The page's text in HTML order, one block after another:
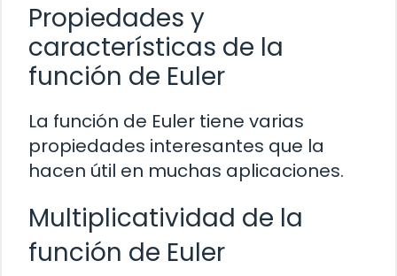
Propiedades y
características de la
función de Euler
La función de Euler tiene varias
propiedades interesantes que la
hacen útil en muchas aplicaciones.
Multiplicatividad de la
función de Euler